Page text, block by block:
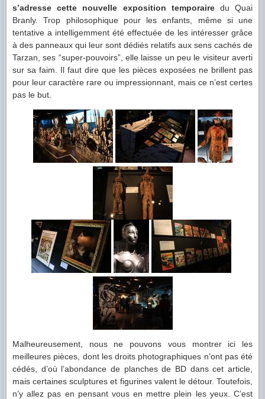
s’adresse cette nouvelle exposition temporairedu Quai
Branly. Trop philosophique pour les enfants, même si une
tentative a intelligemment été effectuée de les intéresser grâce
à des panneaux qui leur sont dédiés relatifs aux sens cachés de
Tarzan, ses “super-pouvoirs”, elle laisse un peu le visiteur averti
sur sa faim. Il faut dire que les pièces exposées ne brillent pas
pour leur caractère rare ou impressionnant, mais ce n’est certes
pas le but.
Malheureusement, nous ne pouvons vous montrer ici les
meilleures pièces, dont les droits photographiques n’ont pas été
cédés, d’où l’abondance de planches de BD dans cet article,
mais certaines sculptures et figurines valent le détour. Toutefois,
n’y allez pas en pensant vous en mettre plein les yeux. C’est